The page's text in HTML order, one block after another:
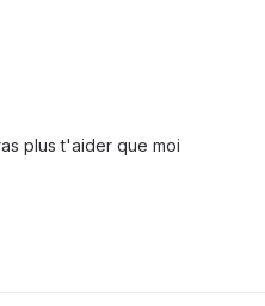
plus t'aider que moi